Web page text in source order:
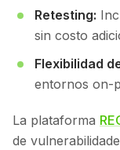
Retesting:
sin costo
Flexibilidad
entornos on-
La plataforma
de